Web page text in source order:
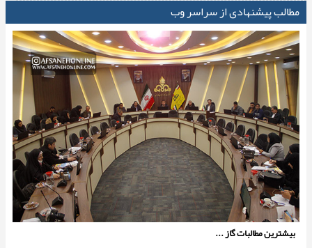
مطالب پیشنهادی از سراسر وب
بیشترین مطالبات گاز ...